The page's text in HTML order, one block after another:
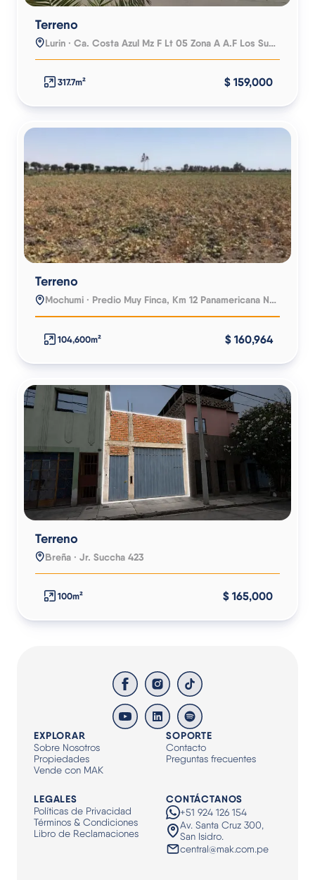
Terreno
Lurin · Ca. Costa Azul Mz F Lt 05 Zona A A.F Los Suspiros
317.7m² $ 159,000
Terreno
Mochumi · Predio Muy Finca, Km 12 Panamericana Norte
104,600m² $ 160,964
Terreno
Breña · Jr. Succha 423
100m² $ 165,000
EXPLORAR
Sobre Nosotros
Propiedades
Vende con MAK
SOPORTE
Contacto
Preguntas frecuentes
LEGALES
Políticas de Privacidad
Términos & Condiciones
Libro de Reclamaciones
CONTÁCTANOS
+51 924 126 154
Av. Santa Cruz 300,
San Isidro.
central@mak.com.pe